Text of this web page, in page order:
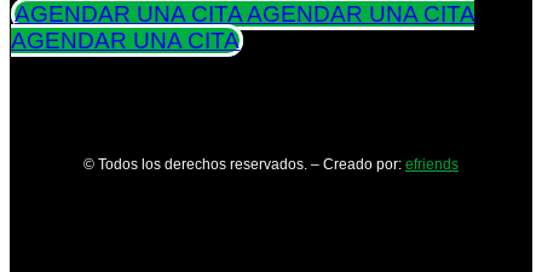
AGENDAR UNA CITAAGENDAR UNA CITA
AGENDAR UNA CITA
© Todos los derechos reservados. – Creado por: efriends